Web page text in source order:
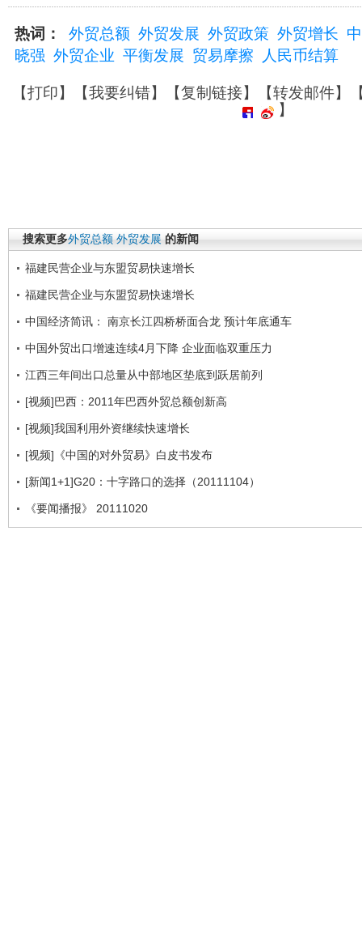
热词： 外贸总额 外贸发展 外贸政策 外贸增长
晓强 外贸企业 平衡发展 贸易摩擦 人民币结算
【打印】【我要纠错】【复制链接】【转发邮件】
】
搜索更多外贸总额 外贸发展 的新闻
福建民营企业与东盟贸易快速增长
福建民营企业与东盟贸易快速增长
中国经济简讯： 南京长江四桥桥面合龙 预计年底通车
中国外贸出口增速连续4月下降 企业面临双重压力
江西三年间出口总量从中部地区垫底到跃居前列
[视频]巴西：2011年巴西外贸总额创新高
[视频]我国利用外资继续快速增长
[视频]《中国的对外贸易》白皮书发布
[新闻1+1]G20：十字路口的选择（20111104）
《要闻播报》 20111020